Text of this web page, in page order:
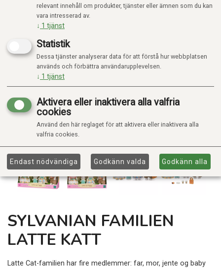
SYLVANIAN FAMILIEN
LATTE KATT
Latte Cat-familien har fire medlemmer: far, mor, jente og baby
relevant innehåll om produkter, tjänster eller ämnen som du kan
vara intresserad av.
↓ 1 tjänst
Statistik
Dessa tjänster analyserar data för att förstå hur webbplatsen
används och förbättra användarupplevelsen.
↓ 1 tjänst
Aktivera eller inaktivera alla valfria
cookies
Använd den här reglaget för att aktivera eller inaktivera alla
valfria cookies.
Endast nödvändiga Godkänn valda Godkänn alla